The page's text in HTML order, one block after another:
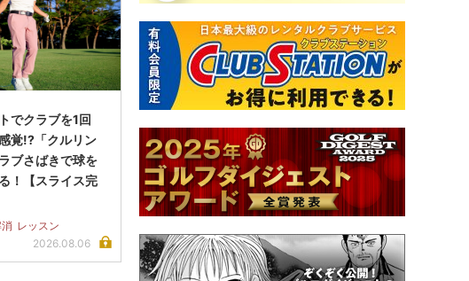
でクラブを1回
覚!?「クルリン
ブさばきで球を
！【スライス完
消 レッスン
2026.08.06